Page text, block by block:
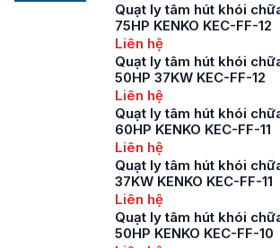
Quạt ly tâm hút khói
75HP KENKO KEC-FF-12
Liên hệ
Quạt ly tâm hút khói
50HP 37KW KEC-FF-12
Liên hệ
Quạt ly tâm hút khói
60HP KENKO KEC-FF-11
Liên hệ
Quạt ly tâm hút khói
37KW KENKO KEC-FF-11
Liên hệ
Quạt ly tâm hút khói
50HP KENKO KEC-FF-10